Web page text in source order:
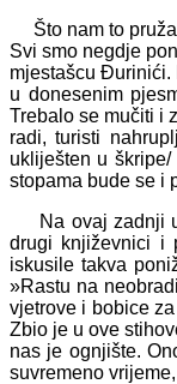
Što nam to pruža
Svi smo negdje
mjestašcu Đurinići.
u donesenim
Trebalo se mučiti i
radi, turisti
ukliješten u
stopama bude se i
Na ovaj zadnji
drugi književnici i
iskusile takva
»Rastu na
vjetrove i bobice
Zbio je u ove
nas je ognjište.
suvremeno